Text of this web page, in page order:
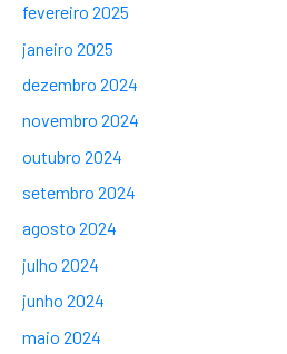
fevereiro 2025
janeiro 2025
dezembro 2024
novembro 2024
outubro 2024
setembro 2024
agosto 2024
julho 2024
junho 2024
maio 2024